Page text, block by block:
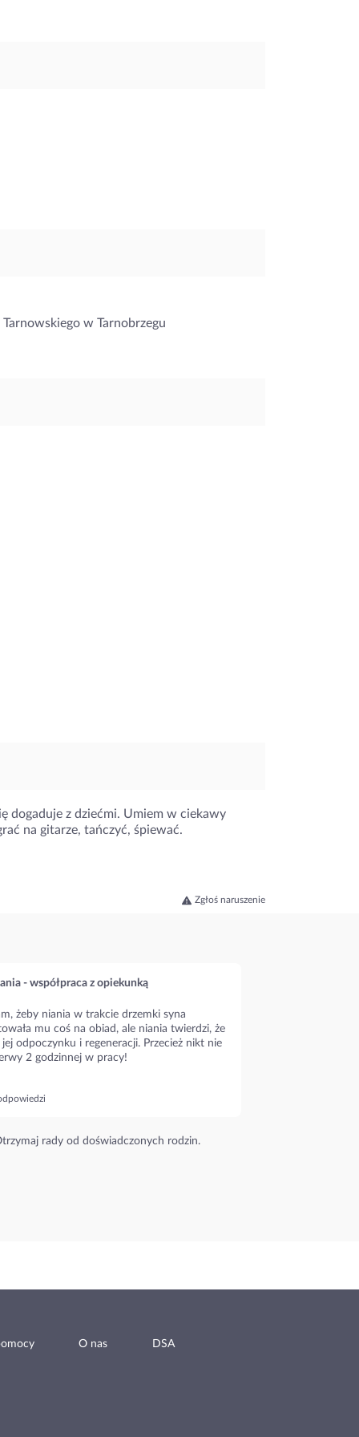
w Tarnobrzegu
dogaduje z dziećmi. Umiem w ciekawy
na gitarze, tańczyć, śpiewać.
Zgłoś naruszenie
- współpraca z opiekunką
żeby niania w trakcie drzemki syna
mu coś na obiad, ale niania twierdzi, że
odpoczynku i regeneracji. Przecież nikt nie
2 godzinnej w pracy!
rady od doświadczonych rodzin.
O nas DSA